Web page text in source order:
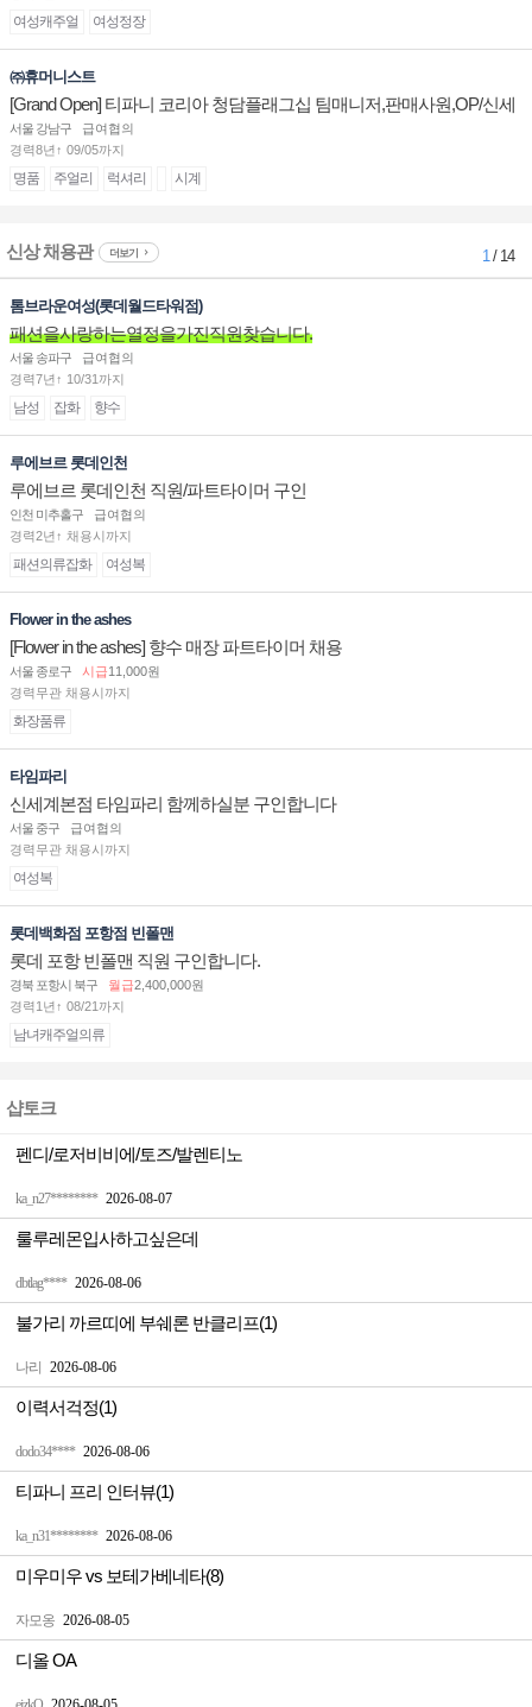
여성캐주얼 여성정장
㈜휴머니스트
[Grand Open] 티파니 코리아 청담플래그십 팀매니저,판매사원,OP/신세
계대전 판매사원 채용
서울 강남구
급여협의
경력8년↑ 09/05까지
명품 주얼리 럭셔리 시계
신상 채용관 더보기 1/ 14
톰브라운여성(롯데월드타워점)
패션을사랑하는열정을가진직원찾습니다.
서울 송파구
급여협의
경력7년↑ 10/31까지
남성 잡화 향수
루에브르 롯데인천
루에브르 롯데인천 직원/파트타이머 구인
인천 미추홀구
급여협의
경력2년↑ 채용시까지
패션의류잡화 여성복
Flower in the ashes
[Flower in the ashes] 향수 매장 파트타이머 채용
서울 종로구 시급11,000원
경력무관 채용시까지
화장품류
타임파리
신세계본점 타임파리 함께하실분 구인합니다
서울 중구
급여협의
경력무관 채용시까지
여성복
롯데백화점 포항점 빈폴맨
롯데 포항 빈폴맨 직원 구인합니다.
경북 포항시 북구 월급2,400,000원
경력1년↑ 08/21까지
남녀캐주얼의류
샵토크
ka_n27******** 2026-08-07
펜디/로저비비에/토즈/발렌티노
dbtlag**** 2026-08-06
룰루레몬입사하고싶은데
나리 2026-08-06
불가리 까르띠에 부쉐론 반클리프(1)
dodo34**** 2026-08-06
이력서걱정(1)
ka_n31******** 2026-08-06
티파니 프리 인터뷰(1)
자모옹 2026-08-05
미우미우 vs 보테가베네타(8)
디올 OA